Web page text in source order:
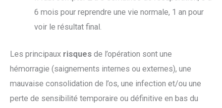
6 mois pour reprendre une vie normale, 1 an pour
voir le résultat final.
Les principaux risques de l’opération sont une
hémorragie (saignements internes ou externes), une
mauvaise consolidation de l’os, une infection et/ou une
perte de sensibilité temporaire ou définitive en bas du